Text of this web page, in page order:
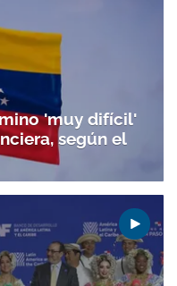
'muy difícil'
según el